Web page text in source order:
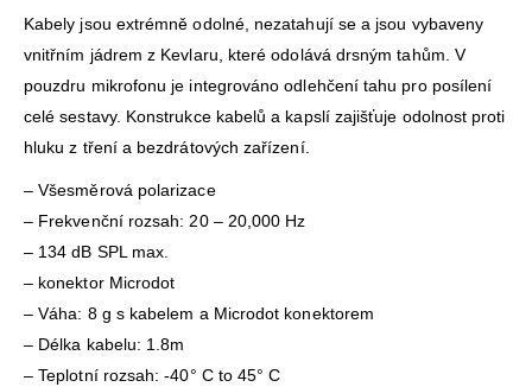
Kabely jsou extrémně odolné, nezatahují se a jsou vybaveny
vnitřním jádrem z Kevlaru, které odolává drsným tahům. V
pouzdru mikrofonu je integrováno odlehčení tahu pro posílení
celé sestavy. Konstrukce kabelů a kapslí zajišťuje odolnost proti
hluku z tření a bezdrátových zařízení.
– Všesměrová polarizace
– Frekvenční rozsah: 20 – 20,000 Hz
– 134 dB SPL max.
– konektor Microdot
– Váha: 8 g s kabelem a Microdot konektorem
– Délka kabelu: 1.8m
– Teplotní rozsah: -40° C to 45° C